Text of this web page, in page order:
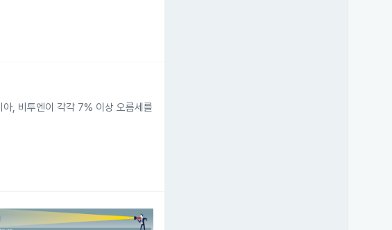
, 비투엔이 각각 7% 이상 오름세를